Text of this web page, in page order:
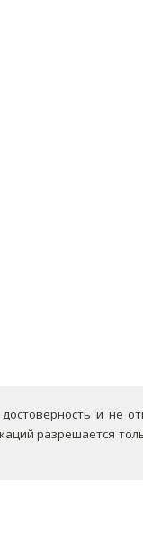
и не
разрешается